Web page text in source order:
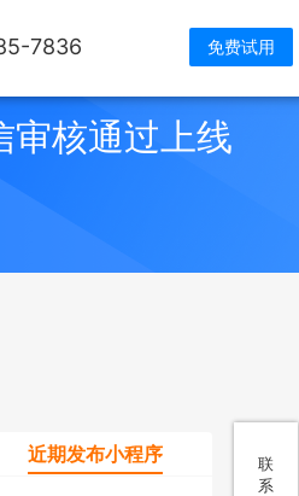
7836 免费试用
联
系
审核通过上线
近期发布小程序